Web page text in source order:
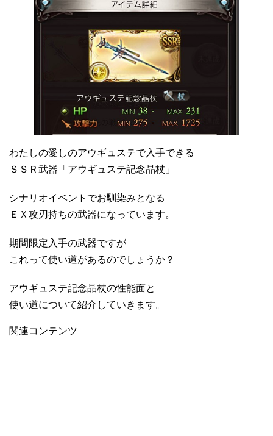
わたしの愛しのアウギュステで入手できる
ＳＳＲ武器「アウギュステ記念晶杖」
シナリオイベントでお馴染みとなる
ＥＸ攻刃持ちの武器になっています。
期間限定入手の武器ですが
これって使い道があるのでしょうか？
アウギュステ記念晶杖の性能面と
使い道について紹介していきます。
関連コンテンツ